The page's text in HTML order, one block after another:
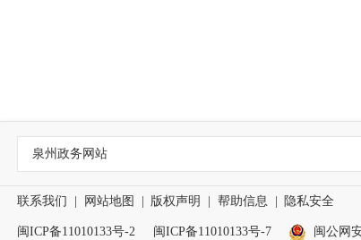
泉州政务网站
联系我们 网站地图 版权声明 帮助信息 隐私安全
闽ICP备11010133号-2 闽ICP备11010133号-7 闽公网